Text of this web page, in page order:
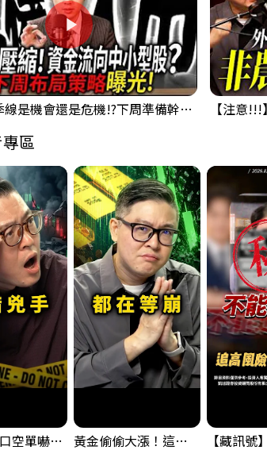
鴻海回測季線是機會還是危機!?下周準備幹大事?｜0807 #3661 #2317 #2317鴻海
區
天天被9萬口空單嚇，其實你盯錯地方了｜Mr.Jimmy高志銘 #台股 #外資期貨 #融資 黃金偷偷大漲！這才是決定台股生死的「真風向球」！｜Mr.Jimmy高志銘 #黃金 #美元指數 #聯準會